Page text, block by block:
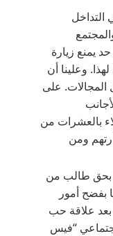
التداخل
يمنع زيارة
وعلينا أن
المجالات. على
بالعشرات من
ومن
عاماً، ببلاغ بحق طالب من
بفضح أمور
بعد علاقة حب
“فيس